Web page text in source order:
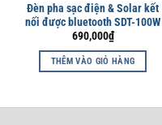
Đèn pha sạc điện & Solar kết
nối được bluetooth SDT-100W
690,000₫
THÊM VÀO GIỎ HÀNG